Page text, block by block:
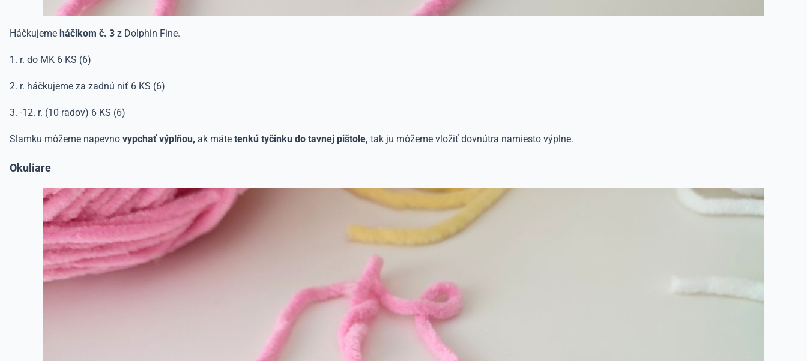
Háčkujeme háčikom č. 3 z Dolphin Fine.
1. r. do MK 6 KS (6)
2. r. háčkujeme za zadnú niť 6 KS (6)
3. -12. r. (10 radov) 6 KS (6)
Slamku môžeme napevno vypchať výplňou, ak máte tenkú tyčinku do tavnej pištole, tak ju môžeme vložiť dovnútra namiesto výplne.
Okuliare